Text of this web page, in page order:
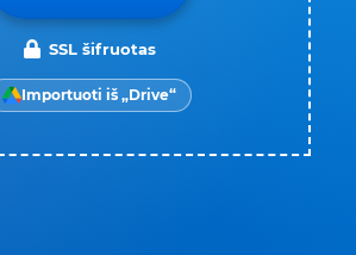
SSL šifruotas
Importuoti iš „Drive“